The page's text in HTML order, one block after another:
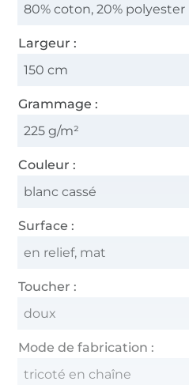
80% coton, 20% polyester
Largeur :
150 cm
Grammage :
225 g/m²
Couleur :
blanc cassé
Surface :
en relief, mat
Toucher :
doux
Mode de fabrication :
tricoté en chaîne